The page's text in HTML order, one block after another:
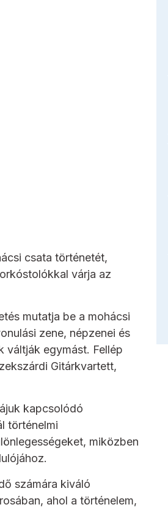
csata történetét,
várja az
mutatja be a mohácsi
zene, népzenei és
váltják egymást. Fellép
Gitárkvartett,
kapcsolódó
történelmi
miközben
számára kiváló
ahol a történelem,